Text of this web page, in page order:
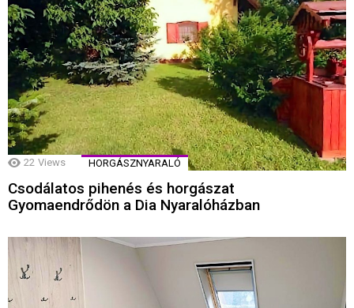
22 Views HORGÁSZNYARALÓ
Csodálatos pihenés és horgászat
Gyomaendrődön a Dia Nyaralóházban